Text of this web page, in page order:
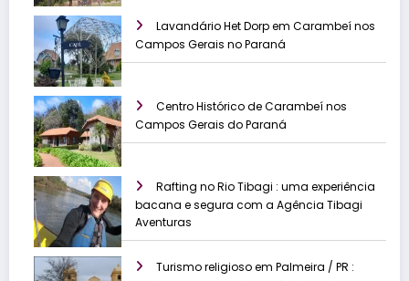
Lavandário Het Dorp em Carambeí nos
Campos Gerais no Paraná
Centro Histórico de Carambeí nos
Campos Gerais do Paraná
Rafting no Rio Tibagi : uma experiência
bacana e segura com a Agência Tibagi
Aventuras
Turismo religioso em Palmeira / PR :